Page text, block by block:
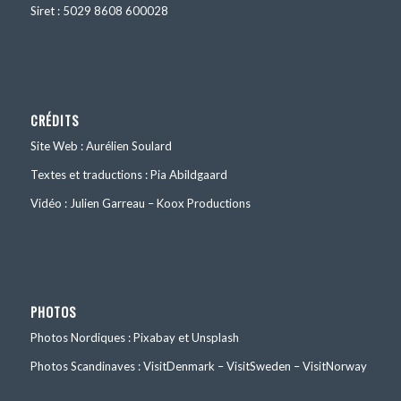
Siret : 5029 8608 600028
CRÉDITS
Site Web : Aurélien Soulard
Textes et traductions : Pia Abildgaard
Vidéo : Julien Garreau – Koox Productions
PHOTOS
Photos Nordiques : Pixabay et Unsplash
Photos Scandinaves : VisitDenmark – VisitSweden – VisitNorway